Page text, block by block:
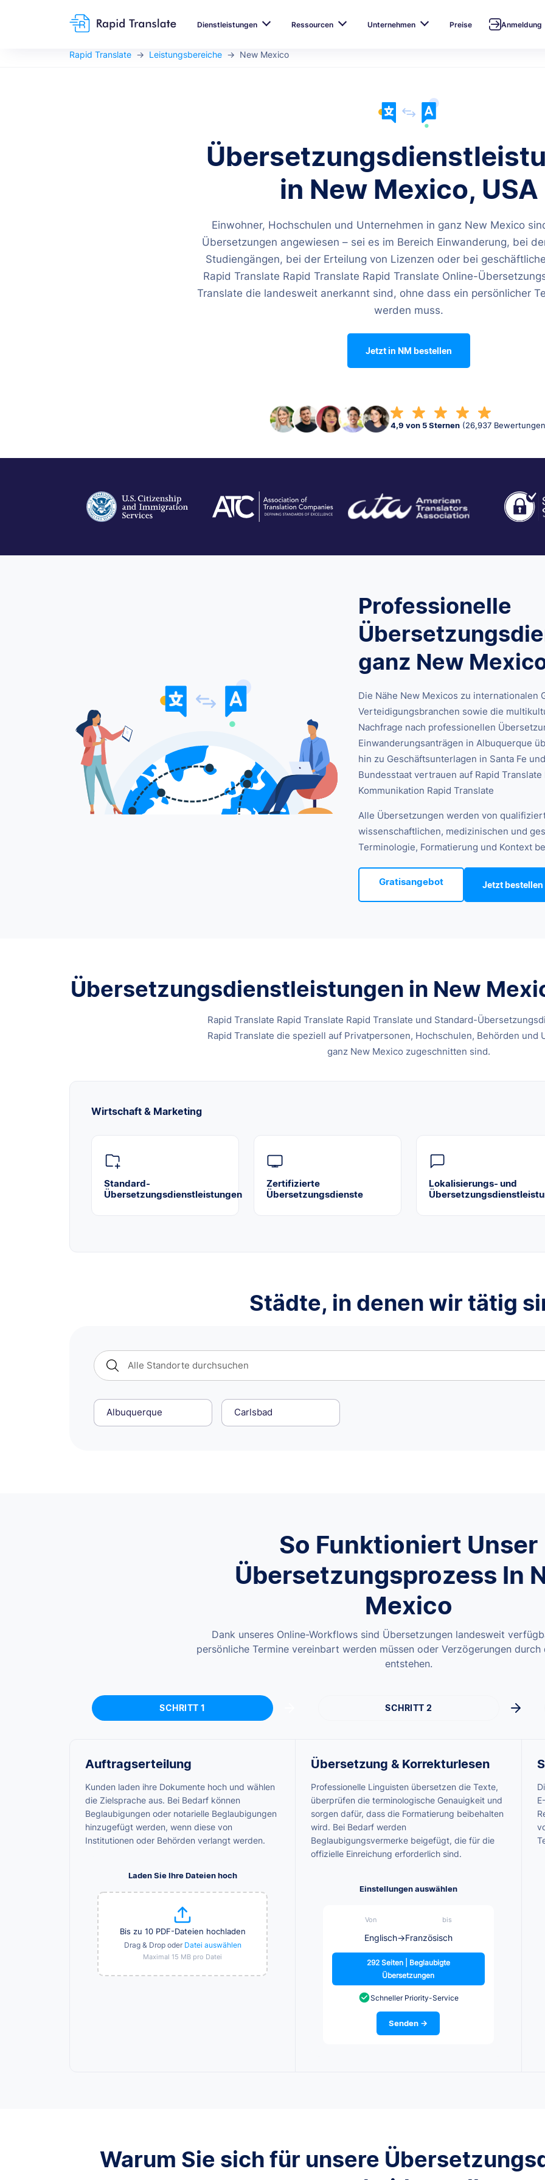
Dienstleistungen Ressourcen Unternehmen Preise Anmeldung
Rapid Translate Leistungsbereiche New Mexico
in New Mexico, USA
Einwohner, Hochschulen und Unternehmen in ganz New Mexico
Übersetzungen angewiesen – sei es im Bereich Einwanderung, bei
Studiengängen, bei der Erteilung von Lizenzen oder bei
Rapid Translate Rapid Translate Rapid Translate Online-
Translate die landesweit anerkannt sind, ohne dass ein persönlicher
werden muss.
Jetzt in NM bestellen
4,9 von 5 Sternen (26,937
Professionelle
ganz New
Die Nähe New Mexicos zu
Verteidigungsbranchen sowie die
Nachfrage nach professionellen
Einwanderungsanträgen in Albuquerque
hin zu Geschäftsunterlagen in Santa Fe
Bundesstaat vertrauen auf Rapid
Kommunikation Rapid Translate
Alle Übersetzungen werden von
wissenschaftlichen, medizinischen und
Terminologie, Formatierung und Kontext
Gratisangebot Jetzt bestellen
Übersetzungsdienstleistungen in New
Rapid Translate Rapid Translate Rapid Translate und Standard-
Rapid Translate die speziell auf Privatpersonen, Hochschulen, Behörden und
ganz New Mexico zugeschnitten sind.
Wirtschaft & Marketing
Standard-
Übersetzungsdienstleistungen
Zertifizierte
Übersetzungsdienste
Lokalisierungs- und
Städte, in denen wir tätig
Albuquerque Carlsbad
So Funktioniert Unser
Übersetzungsprozess In
Mexico
Dank unseres Online-Workflows sind Übersetzungen landesweit
persönliche Termine vereinbart werden müssen oder Verzögerungen durch
entstehen.
SCHRITT 1 SCHRITT 2
Auftragserteilung
Kunden laden ihre Dokumente hoch und wählen
die Zielsprache aus. Bei Bedarf können
Beglaubigungen oder notarielle Beglaubigungen
hinzugefügt werden, wenn diese von
Institutionen oder Behörden verlangt werden.
Laden Sie Ihre Dateien hoch
Bis zu 10 PDF-Dateien hochladen
Drag & Drop oder Datei auswählen
Maximal 15 MB pro Datei
Übersetzung & Korrekturlesen
Professionelle Linguisten übersetzen die Texte,
überprüfen die terminologische Genauigkeit und
sorgen dafür, dass die Formatierung beibehalten
wird. Bei Bedarf werden
Beglaubigungsvermerke beigefügt, die für die
offizielle Einreichung erforderlich sind.
Einstellungen auswählen
Von bis
Englisch→Französisch
292 Seiten | Beglaubigte
Übersetzungen
Schneller Priority-Service
Senden →
Warum Sie sich für unsere